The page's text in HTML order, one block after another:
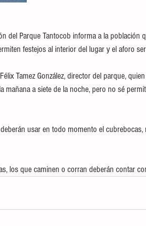
del Parque Tantocob informa a la
festejos al interior del lugar y el aforo
Tamez González, director del parque,
mañana a siete de la noche, pero no sé
usar en todo momento el
los que caminen o corran deberán contar